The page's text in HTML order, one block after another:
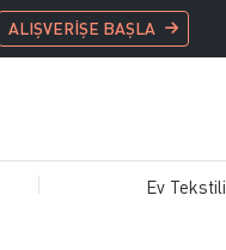
ALIŞVERİŞE BAŞLA
Ev Tekstili